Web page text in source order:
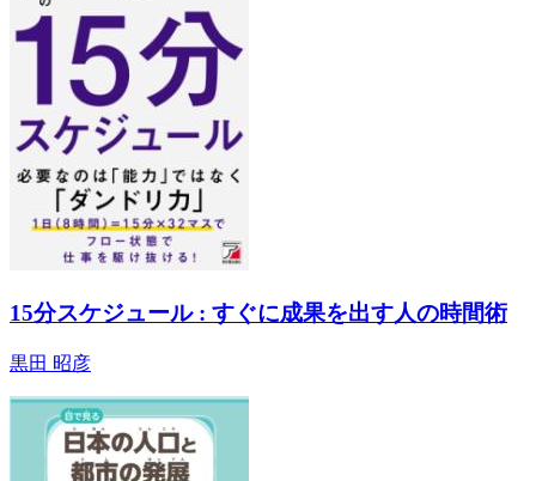
15分スケジュール : すぐに成果を出す人の時間術
黒田 昭彦